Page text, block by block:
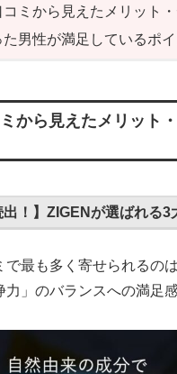
コミから見えたメリット
男性が満足しているポイ
から見えたメリット
出！】ZIGENが選ばれる3
で最も多く寄せられるの
」のバランスへの満足感